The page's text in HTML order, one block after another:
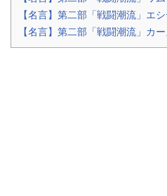
【名言】第二部「戦闘潮流」エ
【名言】第二部「戦闘潮流」カ